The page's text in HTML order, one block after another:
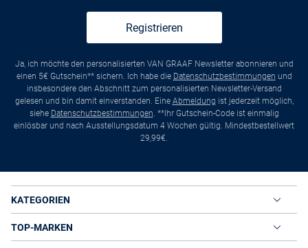
Registrieren
Ja, ich möchte den personalisierten VAN GRAAF Newsletter abonnieren und
einen 5€ Gutschein** sichern. Ich habe die Datenschutzbestimmungen und
insbesondere den Abschnitt zum personalisierten Newsletter-Versand
gelesen und bin damit einverstanden. Eine Abmeldung ist jederzeit möglich,
siehe Datenschutzbestimmungen. **Ihr Gutschein-Code ist einmalig
einlösbar und nach Ausstellungsdatum 4 Wochen gültig. Mindestbestellwert
29,99€.
KATEGORIEN
TOP-MARKEN